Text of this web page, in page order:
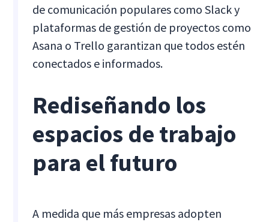
de comunicación populares como Slack y
plataformas de gestión de proyectos como
Asana o Trello garantizan que todos estén
conectados e informados.
Rediseñando los
espacios de trabajo
para el futuro
A medida que más empresas adopten